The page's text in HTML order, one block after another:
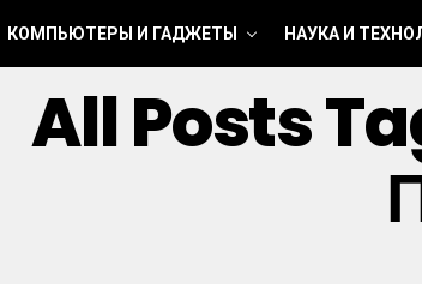
КОМПЬЮТЕРЫ И ГАДЖЕТЫ НАУКА И
All Posts